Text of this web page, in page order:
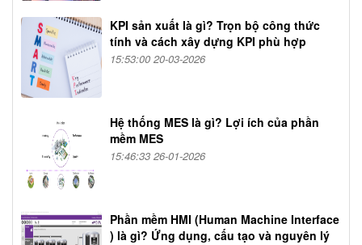
KPI sản xuất là gì? Trọn bộ công thức
tính và cách xây dựng KPI phù hợp
15:53:00 20-03-2026
Hệ thống MES là gì? Lợi ích của phần
mềm MES
15:46:33 26-01-2026
Phần mềm HMI (Human Machine Interface
) là gì? Ứng dụng, cấu tạo và nguyên lý